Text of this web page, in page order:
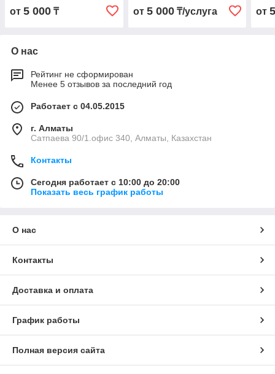
от 5 000 ₸ от 5 000₸/услуга от
О нас
Рейтинг не сформирован
Менее 5 отзывов за последний год
Работает с 04.05.2015
г. Алматы
Сатпаева 90/1.офис 340, Алматы, Казахстан
Контакты
Сегодня работает с 10:00 до 20:00
Показать весь график работы
О нас
Контакты
Доставка и оплата
График работы
Полная версия сайта